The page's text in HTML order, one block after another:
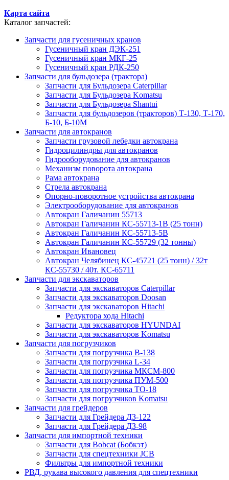
Карта сайта
Каталог запчастей:
Запчасти для гусеничных кранов
Гусеничный кран ДЭК-251
Гусеничный кран МКГ-25
Гусеничный кран РДК-250
Запчасти для бульдозера (трактора)
Запчасти для Бульдозера Caterpillar
Запчасти для Бульдозера Komatsu
Запчасти для Бульдозера Shantui
Запчасти для бульдозеров (тракторов) Т-130, Т-170,
Б-10, Б-10М
Запчасти для автокранов
Запчасти грузовой лебедки автокрана
Гидроцилиндры для автокранов
Гидрооборудование для автокранов
Механизм поворота автокрана
Рама автокрана
Стрела автокрана
Опорно-поворотное устройства автокрана
Электрооборудование для автокранов
Автокран Галичанин 55713
Автокран Галичанин КС-55713-1В (25 тонн)
Автокран Галичанин КС-55713-5В
Автокран Галичанин КС-55729 (32 тонны)
Автокран Ивановец
Автокран Челябинец КС-45721 (25 тонн) / 32т
КС-55730 / 40т. КС-65711
Запчасти для экскаваторов
Запчасти для экскаваторов Caterpillar
Запчасти для экскаваторов Doosan
Запчасти для экскаваторов Hitachi
Редуктора хода Hitachi
Запчасти для экскаваторов HYUNDAI
Запчасти для экскаваторов Komatsu
Запчасти для погрузчиков
Запчасти для погрузчика B-138
Запчасти для погрузчика L-34
Запчасти для погрузчика МКСМ-800
Запчасти для погрузчика ПУМ-500
Запчасти для погрузчика ТО-18
Запчасти для погрузчиков Komatsu
Запчасти для грейдеров
Запчасти для Грейдера ДЗ-122
Запчасти для Грейдера ДЗ-98
Запчасти для импортной техники
Запчасти для Bobcat (Бобкэт)
Запчасти для спецтехники JCB
Фильтры для импортной техники
РВД, рукава высокого давления для спецтехники